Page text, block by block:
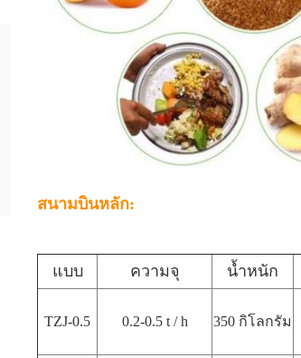
สนามบินหลัก:
แบบ ความจุ น้ำหนัก
TZJ-0.5 0.2-0.5 t / h 350 กิโลกรัม